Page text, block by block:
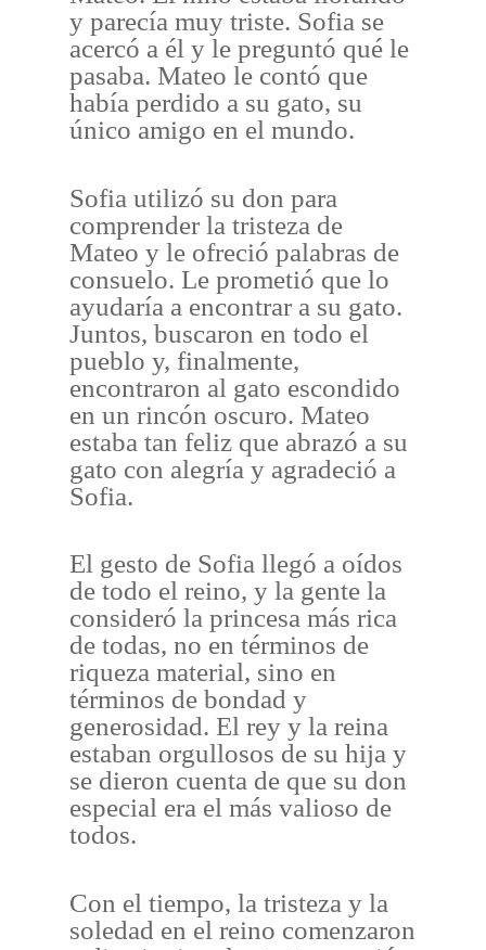
y parecía muy triste. Sofia se
acercó a él y le preguntó qué le
pasaba. Mateo le contó que
había perdido a su gato, su
único amigo en el mundo.
Sofia utilizó su don para
comprender la tristeza de
Mateo y le ofreció palabras de
consuelo. Le prometió que lo
ayudaría a encontrar a su gato.
Juntos, buscaron en todo el
pueblo y, finalmente,
encontraron al gato escondido
en un rincón oscuro. Mateo
estaba tan feliz que abrazó a su
gato con alegría y agradeció a
Sofia.
El gesto de Sofia llegó a oídos
de todo el reino, y la gente la
consideró la princesa más rica
de todas, no en términos de
riqueza material, sino en
términos de bondad y
generosidad. El rey y la reina
estaban orgullosos de su hija y
se dieron cuenta de que su don
especial era el más valioso de
todos.
Con el tiempo, la tristeza y la
soledad en el reino comenzaron